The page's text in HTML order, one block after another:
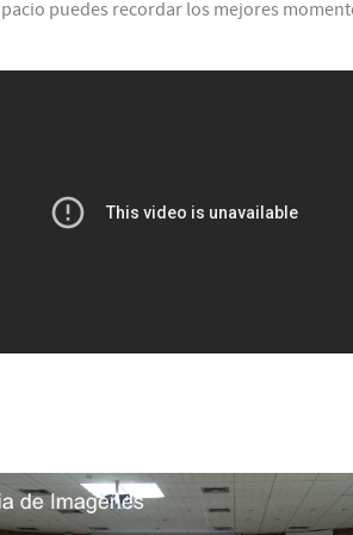
puedes recordar los mejores